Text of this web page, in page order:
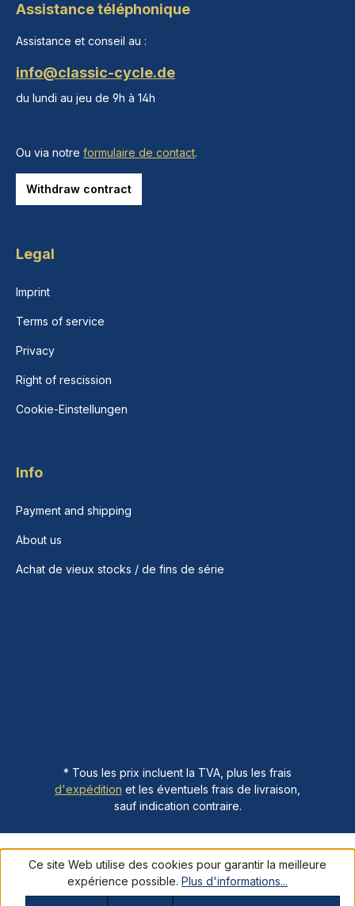
Assistance téléphonique
Assistance et conseil au :
info@classic-cycle.de
du lundi au jeu de 9h à 14h
Ou via notre formulaire de contact.
Withdraw contract
Legal
Imprint
Terms of service
Privacy
Right of rescission
Cookie-Einstellungen
Info
Payment and shipping
About us
Achat de vieux stocks / de fins de série
* Tous les prix incluent la TVA, plus les frais
d'expédition et les éventuels frais de livraison,
sauf indication contraire.
Ce site Web utilise des cookies pour garantir la meilleure
expérience possible. Plus d'informations...